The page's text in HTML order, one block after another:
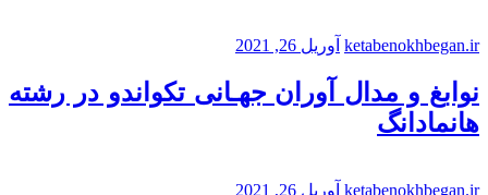
ketabenokhbegan.ir آوریل 26, 2021
نوابغ و مدال آوران جهـانی تکواندو در رشته
هانمادانگ
ketabenokhbegan.ir آوریل 26, 2021